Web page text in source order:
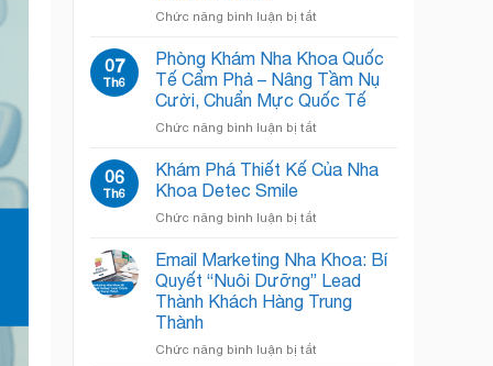
“Open
Giải
Phóng
Không
Gian!
Quyết
Bật”
Nỗi
Sợ,
Chào
Đón
Cười
Chức năng bình luận bị tắtở
khoa
Winsmile:
Sắc
trắng
tinh
–
Nụ
Chuyên
Nghiệp
07
Th6
Phòng Khám Nha Khoa Quốc
Tế Cẩm Phả – Nâng Tầm Nụ
Cười, Chuẩn Mực Quốc Tế
Chức năng bình luận bị tắtở
Khám
Quốc
Cẩm
Phả
–
Nâng
Nụ
06
Th6
Khám Phá Thiết Kế Của Nha
Khoa Detec Smile
Chức năng bình luận bị tắtở
Phá
Thiết
Kế
Của
Khoa
Email Marketing Nha Khoa: Bí
Quyết “Nuôi Dưỡng” Lead
Thành Khách Hàng Trung
Thành
Chức năng bình luận bị tắtở